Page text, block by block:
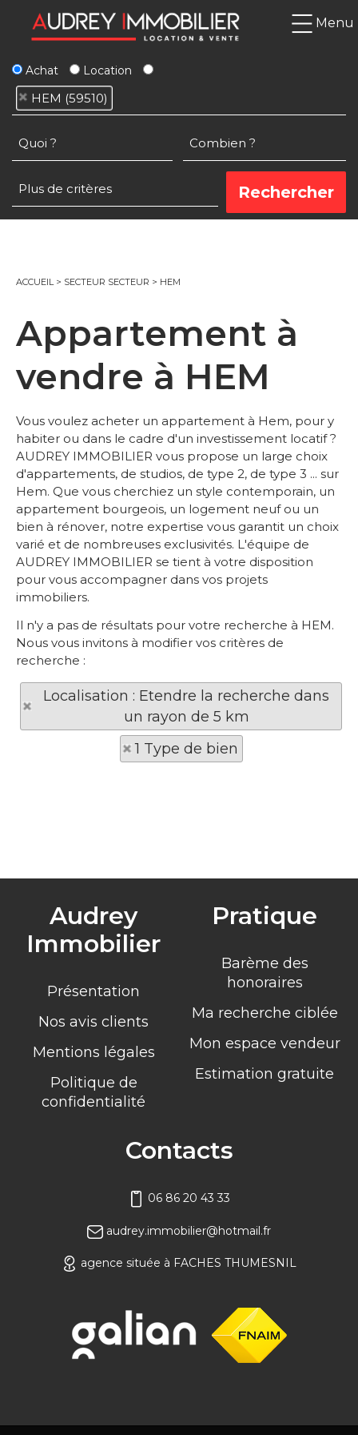
Menu
Achat Location
HEM (59510)
ACCUEIL> SECTEUR SECTEUR > HEM
Appartement à
vendre à HEM
Vous voulez acheter un appartement à Hem, pour y
habiter ou dans le cadre d'un investissement locatif ?
AUDREY IMMOBILIER vous propose un large choix
d'appartements, de studios, de type 2, de type 3 ... sur
Hem. Que vous cherchiez un style contemporain, un
appartement bourgeois, un logement neuf ou un
bien à rénover, notre expertise vous garantit un choix
varié et de nombreuses exclusivités. L'équipe de
AUDREY IMMOBILIER se tient à votre disposition
pour vous accompagner dans vos projets
immobiliers.
Il n'y a pas de résultats pour votre recherche à HEM.
Nous vous invitons à modifier vos critères de
recherche :
Localisation : Etendre la recherche dans
un rayon de 5 km
1 Type de bien
Audrey
Immobilier
Présentation
Nos avis clients
Mentions légales
Politique de
confidentialité
Pratique
Barème des
honoraires
Ma recherche ciblée
Mon espace vendeur
Estimation gratuite
Contacts
06 86 20 43 33
audrey.immobilier@hotmail.fr
agence située à FACHES THUMESNIL